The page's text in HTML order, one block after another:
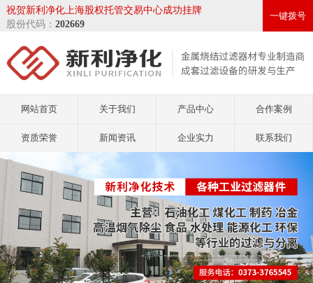
祝贺新利净化上海股权托管交易中心成功挂牌
股份代码： 202669
一键拨号
网站首页 关于我们 产品中心 合作案例
资质荣誉 新闻资讯 企业实力 联系我们